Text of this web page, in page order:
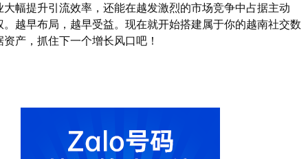
大幅提升引流效率，还能在越发激烈的市场竞争中占据主动
。越早布局，越早受益。现在就开始搭建属于你的越南社交数
资产，抓住下一个增长风口吧！